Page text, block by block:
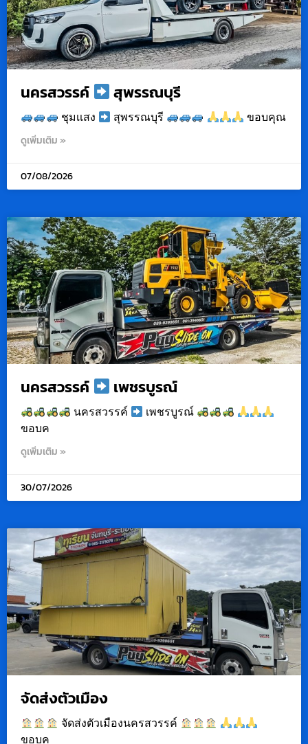
นครสวรรค์ สุพรรณบุรี
ชุมเเสง สุพรรณบุรี ขอบคุณ
ดูเพิ่มเติม »
07/08/2026
นครสวรรค์ เพชรบูรณ์
นครสวรรค์
เพชรบูรณ์
ขอบค
ดูเพิ่มเติม »
30/07/2026
จัดส่งตัวเมือง
จัดส่งตัวเมืองนครสวรรค์
ขอบค